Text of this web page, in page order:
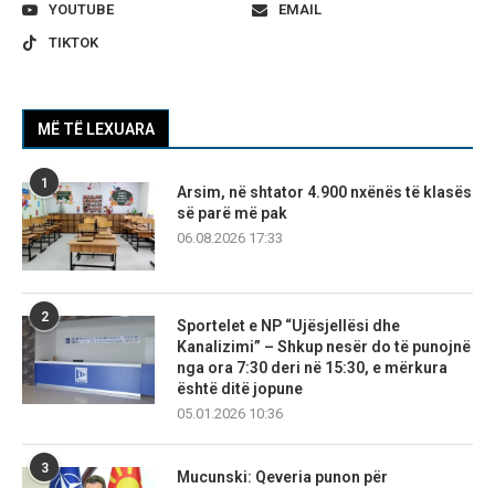
YOUTUBE
EMAIL
TIKTOK
MË TË LEXUARA
1
Arsim, në shtator 4.900 nxënës të klasës
së parë më pak
06.08.2026 17:33
2
Sportelet e NP “Ujësjellësi dhe
Kanalizimi” – Shkup nesër do të punojnë
nga ora 7:30 deri në 15:30, e mërkura
është ditë jopune
05.01.2026 10:36
3
Mucunski: Qeveria punon për